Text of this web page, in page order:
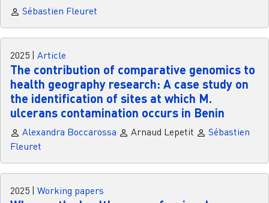
Sébastien Fleuret
2025 Article
The contribution of comparative genomics to
health geography research: A case study on
the identification of sites at which M.
ulcerans contamination occurs in Benin
Alexandra Boccarossa Arnaud Lepetit
Sébastien
Fleuret
2025 Working papers